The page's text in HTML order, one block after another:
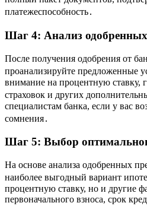
платежеспособность․
Шаг 4: Анализ
После получения одобрения от
проанализируйте предложенные
внимание на процентную ставку,
страховок и других
специалистам банка, если у вас
сомнения․
Шаг 5: Выбор
На основе анализа одобренных
наиболее выгодный вариант
процентную ставку, но и другие
первоначального взноса, срок